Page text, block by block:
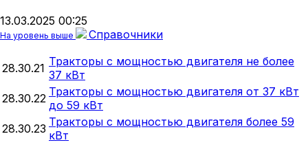
13.03.2025 00:25
На уровень выше Справочники
28.30.21 Тракторы с мощностью двигателя не более
37 кВт
28.30.22 Тракторы с мощностью двигателя от 37 кВт
до 59 кВт
28.30.23 Тракторы с мощностью двигателя более 59
кВт